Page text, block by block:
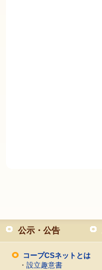
公示・公告
コープCSネットとは
・ 設立趣意書